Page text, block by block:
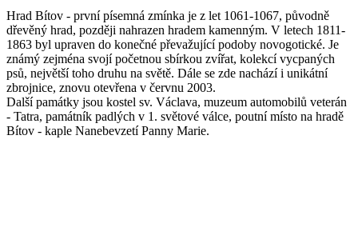
Hrad Bítov - první písemná zmínka je z let 1061-1067, původně
dřevěný hrad, později nahrazen hradem kamenným. V letech 1811-
1863 byl upraven do konečné převažující podoby novogotické. Je
známý zejména svojí početnou sbírkou zvířat, kolekcí vycpaných
psů, největší toho druhu na světě. Dále se zde nachází i unikátní
zbrojnice, znovu otevřena v červnu 2003.
Další památky jsou kostel sv. Václava, muzeum automobilů veterán
- Tatra, památník padlých v 1. světové válce, poutní místo na hradě
Bítov - kaple Nanebevzetí Panny Marie.